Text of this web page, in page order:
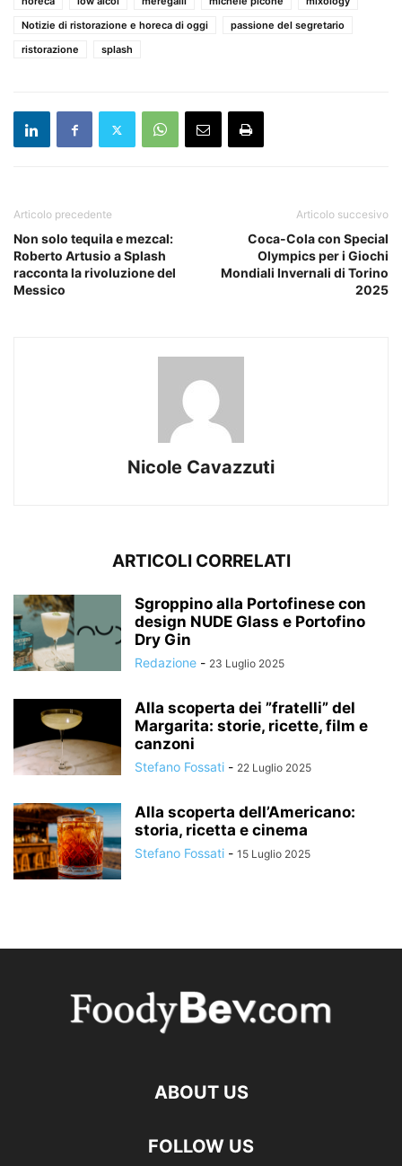
Notizie di ristorazione e horeca di oggi
passione del segretario
ristorazione
splash
Articolo precedente
Non solo tequila e mezcal:
Roberto Artusio a Splash
racconta la rivoluzione del
Messico
Articolo succesivo
Coca-Cola con Special
Olympics per i Giochi
Mondiali Invernali di Torino
2025
Nicole Cavazzuti
ARTICOLI CORRELATI
Sgroppino alla Portofinese con
design NUDE Glass e Portofino
Dry Gin
Redazione - 23 Luglio 2025
Alla scoperta dei ”fratelli” del
Margarita: storie, ricette, film e
canzoni
Stefano Fossati - 22 Luglio 2025
Alla scoperta dell’Americano:
storia, ricetta e cinema
Stefano Fossati - 15 Luglio 2025
ABOUT US
FOLLOW US